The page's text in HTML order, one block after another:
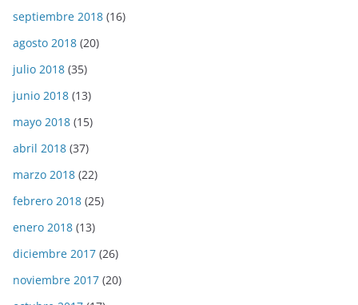
septiembre 2018 (16)
agosto 2018 (20)
julio 2018 (35)
junio 2018 (13)
mayo 2018 (15)
abril 2018 (37)
marzo 2018 (22)
febrero 2018 (25)
enero 2018 (13)
diciembre 2017 (26)
noviembre 2017 (20)